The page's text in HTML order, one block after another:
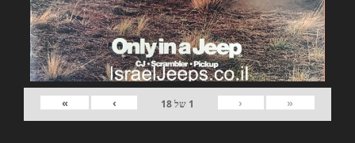
«
‹
1 של18
›
»